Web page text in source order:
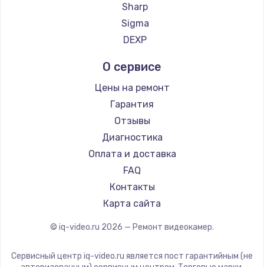
Заказать
Настройка ОС
Заказать
Настройка BIOS
от 930 руб.
Заказать
Замена SSD
от 1045 руб.
Заказать
от 725 руб.
Sharp
Sigma
DEXP
О сервисе
Цены на ремонт
Гарантия
Отзывы
Диагностика
Оплата и доставка
FAQ
Контакты
Карта сайта
© iq-video.ru 2026 — Ремонт видеокамер.
Сервисный центр iq-video.ru является пост гарантийным (не